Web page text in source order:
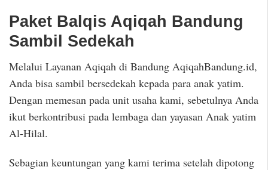
Paket Balqis Aqiqah Bandung
Sambil Sedekah
Melalui Layanan Aqiqah di Bandung AqiqahBandung.id,
Anda bisa sambil bersedekah kepada para anak yatim.
Dengan memesan pada unit usaha kami, sebetulnya Anda
ikut berkontribusi pada lembaga dan yayasan Anak yatim
Al-Hilal.
Sebagian keuntungan yang kami terima setelah dipotong